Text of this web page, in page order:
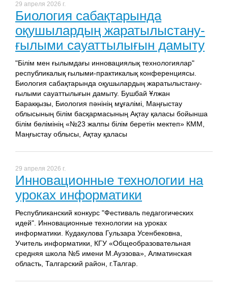
29 апреля 2026 г.
Биология сабақтарында
оқушылардың жаратылыстану-
ғылыми сауаттылығын дамыту
"Білім мен ғылымдағы инновациялық технологиялар"
республикалық ғылыми-практикалық конференциясы.
Биология сабақтарында оқушылардың жаратылыстану-
ғылыми сауаттылығын дамыту. Бушбай Ұлжан
Баракқызы, Биология пәнінің мұғалімі, Маңғыстау
облысының білім басқармасының Ақтау қаласы бойынша
білім бөлімінің «№23 жалпы білім беретін мектеп» КММ,
Маңғыстау облысы, Ақтау қаласы
29 апреля 2026 г.
Инновационные технологии на
уроках информатики
Республиканский конкурс "Фестиваль педагогических
идей". Инновационные технологии на уроках
информатики. Кудакулова Гульзара Усенбековна,
Учитель информатики, КГУ «Общеобразовательная
средняя школа №5 имени М.Ауэзова», Алматинская
область, Талгарский район, г.Талгар.